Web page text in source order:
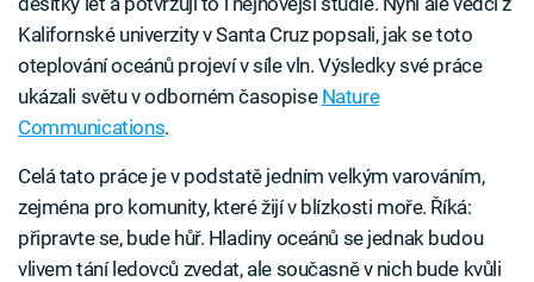
Kalifornské univerzity v Santa Cruz popsali, jak se toto
oteplování oceánů projeví v síle vln. Výsledky své práce
ukázali světu v odborném časopise Nature
Communications.
Celá tato práce je v podstatě jedním velkým varováním,
zejména pro komunity, které žijí v blízkosti moře. Říká:
připravte se, bude hůř. Hladiny oceánů se jednak budou
vlivem tání ledovců zvedat, ale současně v nich bude kvůli